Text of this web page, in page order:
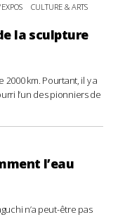
CULTURE & ARTS
la sculpture
2000 km. Pourtant, il y a
l’un des pionniers de
l’eau
n’a peut-être pas